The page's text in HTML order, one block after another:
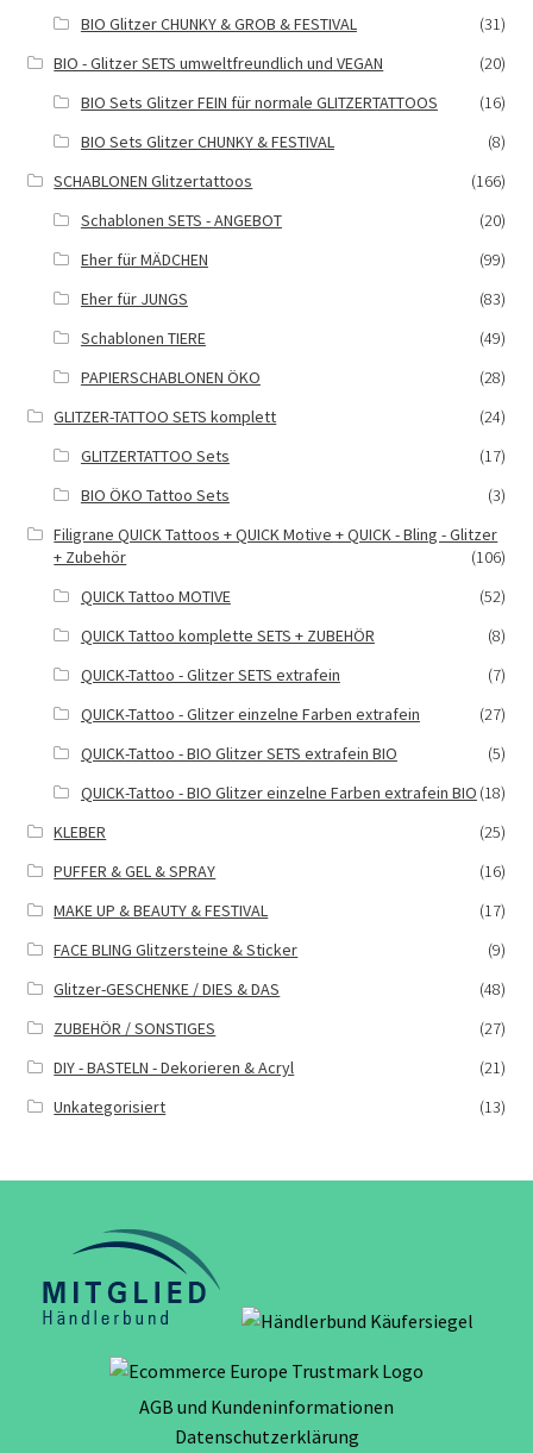
BIO Glitzer CHUNKY & GROB & FESTIVAL
(31)
BIO - Glitzer SETS umweltfreundlich und VEGAN
(20)
BIO Sets Glitzer FEIN für normale GLITZERTATTOOS
(16)
BIO Sets Glitzer CHUNKY & FESTIVAL
(8)
SCHABLONEN Glitzertattoos
(166)
Schablonen SETS - ANGEBOT
(20)
Eher für MÄDCHEN
(99)
Eher für JUNGS
(83)
Schablonen TIERE
(49)
PAPIERSCHABLONEN ÖKO
(28)
GLITZER-TATTOO SETS komplett
(24)
GLITZERTATTOO Sets
(17)
BIO ÖKO Tattoo Sets
(3)
Filigrane QUICK Tattoos + QUICK Motive + QUICK - Bling - Glitzer
+ Zubehör
(106)
QUICK Tattoo MOTIVE
(52)
QUICK Tattoo komplette SETS + ZUBEHÖR
(8)
QUICK-Tattoo - Glitzer SETS extrafein
(7)
QUICK-Tattoo - Glitzer einzelne Farben extrafein
(27)
QUICK-Tattoo - BIO Glitzer SETS extrafein BIO
(5)
QUICK-Tattoo - BIO Glitzer einzelne Farben extrafein BIO (18)
KLEBER
(25)
PUFFER & GEL & SPRAY
(16)
MAKE UP & BEAUTY & FESTIVAL
(17)
FACE BLING Glitzersteine & Sticker
(9)
Glitzer-GESCHENKE / DIES & DAS
(48)
ZUBEHÖR / SONSTIGES
(27)
DIY - BASTELN - Dekorieren & Acryl
(21)
Unkategorisiert
(13)
AGB und Kundeninformationen
Datenschutzerklärung